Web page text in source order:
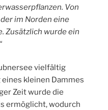
Von
im Norden eine
Zusätzlich wurde ein
vielfältig
kleinen Dammes
Zeit wurde die
ermöglicht, wodurch